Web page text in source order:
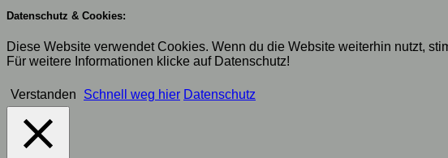
Datenschutz & Cookies:
Diese Website verwendet Cookies. Wenn du die Website weiterhin nutzt,
Für weitere Informationen klicke auf Datenschutz!
Verstanden Schnell weg hier Datenschutz